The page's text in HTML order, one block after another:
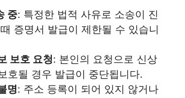
중: 특정한 법적 사유로 소송이 진
증명서 발급이 제한될 수 있습니
보호 요청: 본인의 요청으로 신상
호될 경우 발급이 중단됩니다.
명: 주소 등록이 되어 있지 않거나